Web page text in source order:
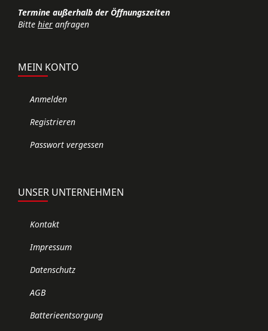
Termine außerhalb der Öffnungszeiten
Bitte hier anfragen
MEIN KONTO
Anmelden
Registrieren
Passwort vergessen
UNSER UNTERNEHMEN
Kontakt
Impressum
Datenschutz
AGB
Batterieentsorgung